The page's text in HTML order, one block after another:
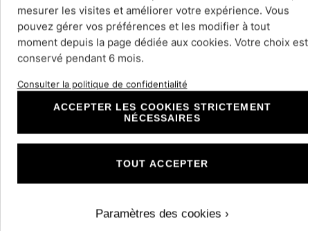
N°233.1 – Carton… N°233.2 – Carton…
mesurer les visites et améliorer votre expérience. Vous
pouvez gérer vos préférences et les modifier à tout
moment depuis la page dédiée aux cookies. Votre choix est
conservé pendant 6 mois.
Consulter la politique de confidentialité
ACCEPTER LES COOKIES STRICTEMENT
NÉCESSAIRES
Paramètres des cookies ›
TOUT ACCEPTER